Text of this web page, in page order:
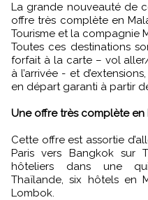
La grande nouveauté de
offre très complète en
Tourisme et la compagnie
Toutes ces destinations
forfait à la carte – vol
à l’arrivée - et
en départ garanti à partir
Une offre très complète en
Cette offre est assortie
Paris vers Bangkok sur
hôteliers dans une
Thaïlande, six hôtels en
Lombok.